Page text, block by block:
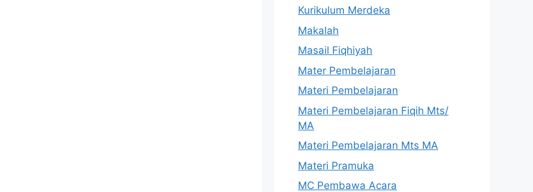
Kurikulum Merdeka
Makalah
Masail Fiqhiyah
Mater Pembelajaran
Materi Pembelajaran
Materi Pembelajaran Fiqih Mts/
MA
Materi Pembelajaran Mts MA
Materi Pramuka
MC Pembawa Acara